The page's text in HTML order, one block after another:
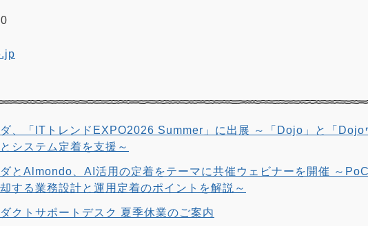
、「ITトレンドEXPO2026 Summer」に出展 ～「Dojo」と「Dojo
システム定着を支援～
とAlmondo、AI活用の定着をテーマに共催ウェビナーを開催 ～
する業務設計と運用定着のポイントを解説～
クトサポートデスク 夏季休業のご案内